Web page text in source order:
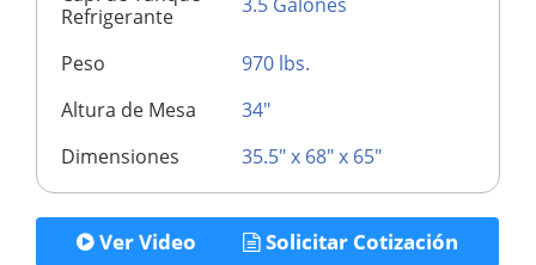
Refrigerante
Peso
970 lbs.
Altura de Mesa
34"
Dimensiones
35.5" x 68" x 65"
Ver Video Solicitar Cotización